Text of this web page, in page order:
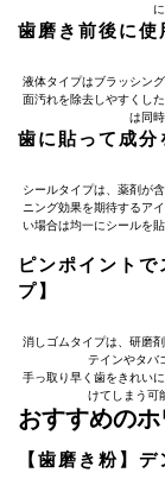
歯磨き前後に使
液体タイプはブラッシン
面汚れを除去しやすくし
は同
歯に貼って成分
シールタイプは、薬剤が
ニング効果を期待するア
い場合は均一にシールを
ピンポイント
プ】
消しゴムタイプは、研磨
テインやタバ
手っ取り早く歯をきれい
けてしまう可
おすすめの
【歯磨き粉】